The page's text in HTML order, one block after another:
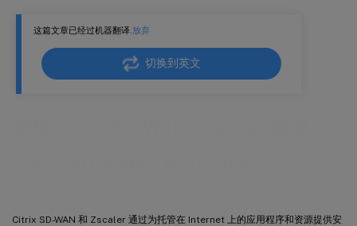
这篇文章已经过机器翻译.放弃
切换到英文
Citrix SD-WAN 和 Zscaler 通过为托管在 Internet 上的应用程序和资源提供安
在 Citrix SD-WAN Center 中配置 Zscaler
监视和故障排除
IPsec 隧道配置